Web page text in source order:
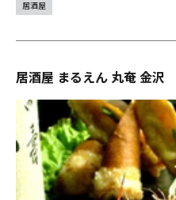
居酒屋
居酒屋 まるえん 丸奄 金沢